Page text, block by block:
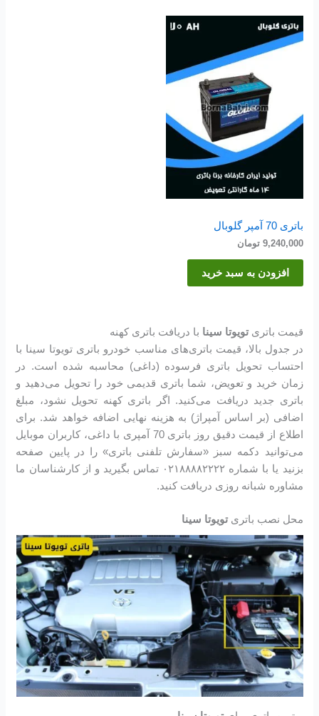
باتری 70 آمپر گلوبال
9,240,000 تومان
افزودن به سبد خرید
قیمت باتریتویوتا سینا با دریافت باتری کهنه
در جدول بالا، قیمت باتری‌های مناسب خودرو باتری تویوتا سینا با
احتساب تحویل باتری فرسوده (داغی) محاسبه شده است. در
زمان خرید و تعویض، شما باتری قدیمی خود را تحویل می‌دهید و
باتری جدید دریافت می‌کنید. اگر باتری کهنه تحویل نشود، مبلغ
اضافی (بر اساس آمپراژ) به هزینه نهایی اضافه خواهد شد. برای
اطلاع از قیمت دقیق روز باتری 70 آمپری با داغی، کاربران موبایل
می‌توانید دکمه سبز «سفارش تلفنی باتری» را در پایین صفحه
بزنید یا با شماره ۰۲۱۸۸۸۸۲۲۲۲ تماس بگیرید و از کارشناسان ما
مشاوره شبانه روزی دریافت کنید.
محل نصب باتریتویوتا سینا